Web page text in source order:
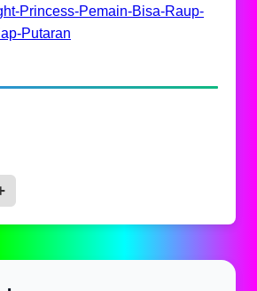
Princess-Pemain-Bisa-Raup-
Putaran